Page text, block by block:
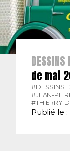
DESSINS
de mai
#DESSINS
#JEAN-
#THIERRY
Publié le :